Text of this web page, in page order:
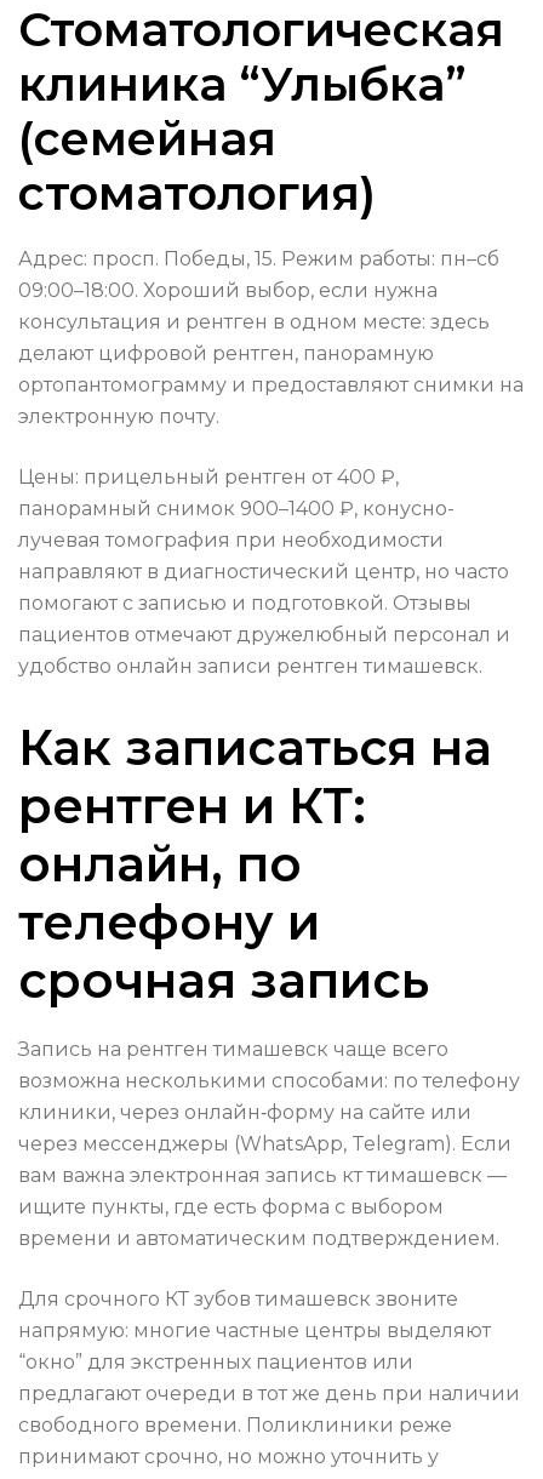
Стоматологическая
клиника “Улыбка”
(семейная
стоматология)
Адрес: просп. Победы, 15. Режим работы: пн–сб
09:00–18:00. Хороший выбор, если нужна
консультация и рентген в одном месте: здесь
делают цифровой рентген, панорамную
ортопантомограмму и предоставляют снимки на
электронную почту.
Цены: прицельный рентген от 400 ₽,
панорамный снимок 900–1400 ₽, конусно-
лучевая томография при необходимости
направляют в диагностический центр, но часто
помогают с записью и подготовкой. Отзывы
пациентов отмечают дружелюбный персонал и
удобство онлайн записи рентген тимашевск.
Как записаться на
рентген и КТ:
онлайн, по
телефону и
срочная запись
Запись на рентген тимашевск чаще всего
возможна несколькими способами: по телефону
клиники, через онлайн‑форму на сайте или
через мессенджеры (WhatsApp, Telegram). Если
вам важна электронная запись кт тимашевск —
ищите пункты, где есть форма с выбором
времени и автоматическим подтверждением.
Для срочного КТ зубов тимашевск звоните
напрямую: многие частные центры выделяют
“окно” для экстренных пациентов или
предлагают очереди в тот же день при наличии
свободного времени. Поликлиники реже
принимают срочно, но можно уточнить у